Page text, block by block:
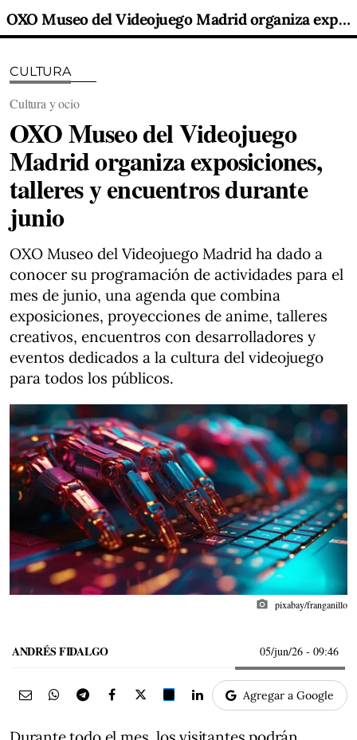
OXO Museo del Videojuego Madrid organiza exposiciones, talleres y encuentros durante junio
CULTURA
Cultura y ocio
OXO Museo del Videojuego
Madrid organiza exposiciones,
talleres y encuentros durante
junio
OXO Museo del Videojuego Madrid ha dado a
conocer su programación de actividades para el
mes de junio, una agenda que combina
exposiciones, proyecciones de anime, talleres
creativos, encuentros con desarrolladores y
eventos dedicados a la cultura del videojuego
para todos los públicos.
photo_camera pixabay/franganillo
ANDRÉS FIDALGO 05/jun/26 - 09:46
Agregar a Google